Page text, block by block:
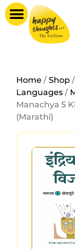
Home /Shop /
Languages /
Manachya 5
(Marathi)